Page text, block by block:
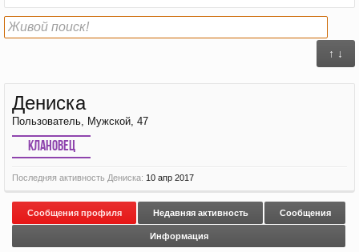
↑ ↓
Дениска
Пользователь, Мужской, 47
Клановец
Последняя активность Дениска: 10 апр 2017
Сообщения профиля Недавняя активность Сообщения
Информация